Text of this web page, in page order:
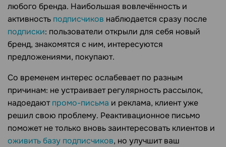
любого бренда. Наибольшая вовлечённость и
активность подписчиков наблюдается сразу после
подписки: пользователи открыли для себя новый
бренд, знакомятся с ним, интересуются
предложениями, покупают.
Со временем интерес ослабевает по разным
причинам: не устраивает регулярность рассылок,
надоедаютпромо-письма и реклама, клиент уже
решил свою проблему. Реактивационное письмо
поможет не только вновь заинтересовать клиентов и
оживить базу подписчиков, но улучшит ваш